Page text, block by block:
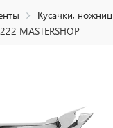
Кусачки,
MASTERSHOP